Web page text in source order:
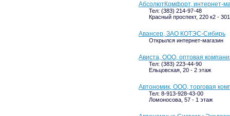
АбсолютКомфорт, интернет-
Тел: (383) 214-97-48
Красный проспект, 220 к2 -
Авансер, ЗАО КОТЭС-Сибирь
Открылся интернет-магазин
Ависта, ООО, оптовая
Тел: (383) 223-44-90
Ельцовская, 20 - 2 этаж
Автономик, ООО, торговая
Тел: 8-913-928-43-00
Ломоносова, 57 - 1 этаж